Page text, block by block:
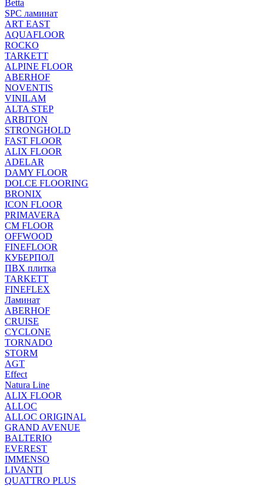
Betta
SPC ламинат
ART EAST
AQUAFLOOR
ROCKO
TARKETT
ALPINE FLOOR
ABERHOF
NOVENTIS
VINILAM
ALTA STEP
ARBITON
STRONGHOLD
FAST FLOOR
ALIX FLOOR
ADELAR
DAMY FLOOR
DOLCE FLOORING
BRONIX
ICON FLOOR
PRIMAVERA
CM FLOOR
OFFWOOD
FINEFLOOR
КУБЕРПОЛ
ПВХ плитка
TARKETT
FINEFLEX
Ламинат
ABERHOF
CRUISE
CYCLONE
TORNADO
STORM
AGT
Effect
Natura Line
ALIX FLOOR
ALLOC
ALLOC ORIGINAL
GRAND AVENUE
BALTERIO
EVEREST
IMMENSO
LIVANTI
QUATTRO PLUS